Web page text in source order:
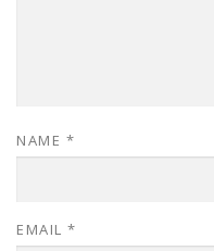
NAME *
EMAIL *